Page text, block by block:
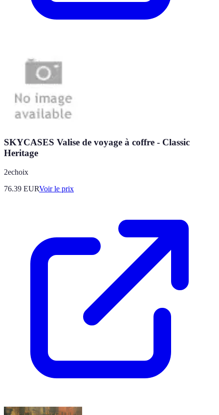
SKYCASES Valise de voyage à coffre - Classic
Heritage
2echoix
76.39 EURVoir le prix